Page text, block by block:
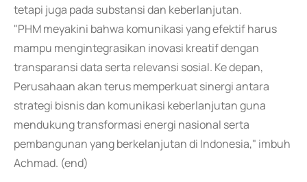
tetapi juga pada substansi dan keberlanjutan.
"PHM meyakini bahwa komunikasi yang efektif harus
mampu mengintegrasikan inovasi kreatif dengan
transparansi data serta relevansi sosial. Ke depan,
Perusahaan akan terus memperkuat sinergi antara
strategi bisnis dan komunikasi keberlanjutan guna
mendukung transformasi energi nasional serta
pembangunan yang berkelanjutan di Indonesia," imbuh
Achmad. (end)